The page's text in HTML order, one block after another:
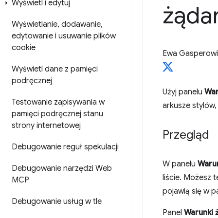
Wyświetl i edytuj
Wyświetlanie, dodawanie,
edytowanie i usuwanie plików
cookie
Wyświetl dane z pamięci
podręcznej
Testowanie zapisywania w
pamięci podręcznej stanu
strony internetowej
Debugowanie reguł spekulacji
Debugowanie narzędzi Web
MCP
Debugowanie usług w tle
Ewa
Użyj panelu
arkusze
Przegląd
W panelu
liście. Możesz
pojawią się w
Panel Warunki